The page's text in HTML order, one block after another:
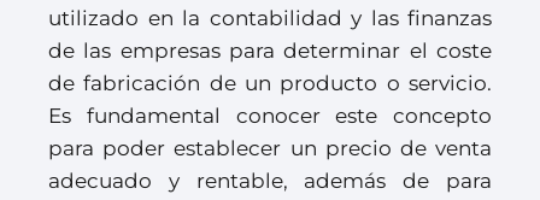
utilizado en la contabilidad y las finanzas
de las empresas para determinar el coste
de fabricación de un producto o servicio.
Es fundamental conocer este concepto
para poder establecer un precio de venta
adecuado y rentable, además de para